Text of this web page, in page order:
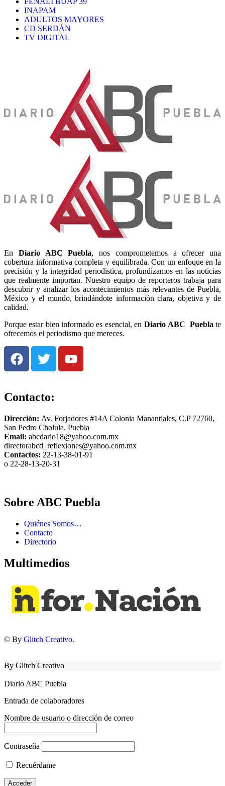
INAPAM
ADULTOS MAYORES
CD SERDÁN
TV DIGITAL
En Diario ABC Puebla, nos comprometemos a ofrecer una
cobertura informativa completa y equilibrada. Con un enfoque en la
precisión y la integridad periodística, profundizamos en las noticias
que realmente importan. Nuestro equipo de reporteros trabaja para
descubrir y analizar los acontecimientos más relevantes de Puebla,
México y el mundo, brindándote información clara, objetiva y de
calidad.
Porque estar bien informado es esencial, en Diario ABC Pueblate
ofrecemos el periodismo que mereces.
Contacto:
Dirección: Av. Forjadores #14A Colonia Manantiales, C.P 72760,
San Pedro Cholula, Puebla
Email: abcdario18@yahoo.com.mx
directorabcd_reflexiones@yahoo.com.mx
Contactos: 22-13-38-01-91
o 22-28-13-20-31
Sobre ABC Puebla
Quiénes Somos…
Contacto
Directorio
Multimedios
© By Glitch Creativo.
By Glitch Creativo
Diario ABC Puebla
Entrada de colaboradores
Nombre de usuario o dirección de correo
Contraseña
Recuérdame